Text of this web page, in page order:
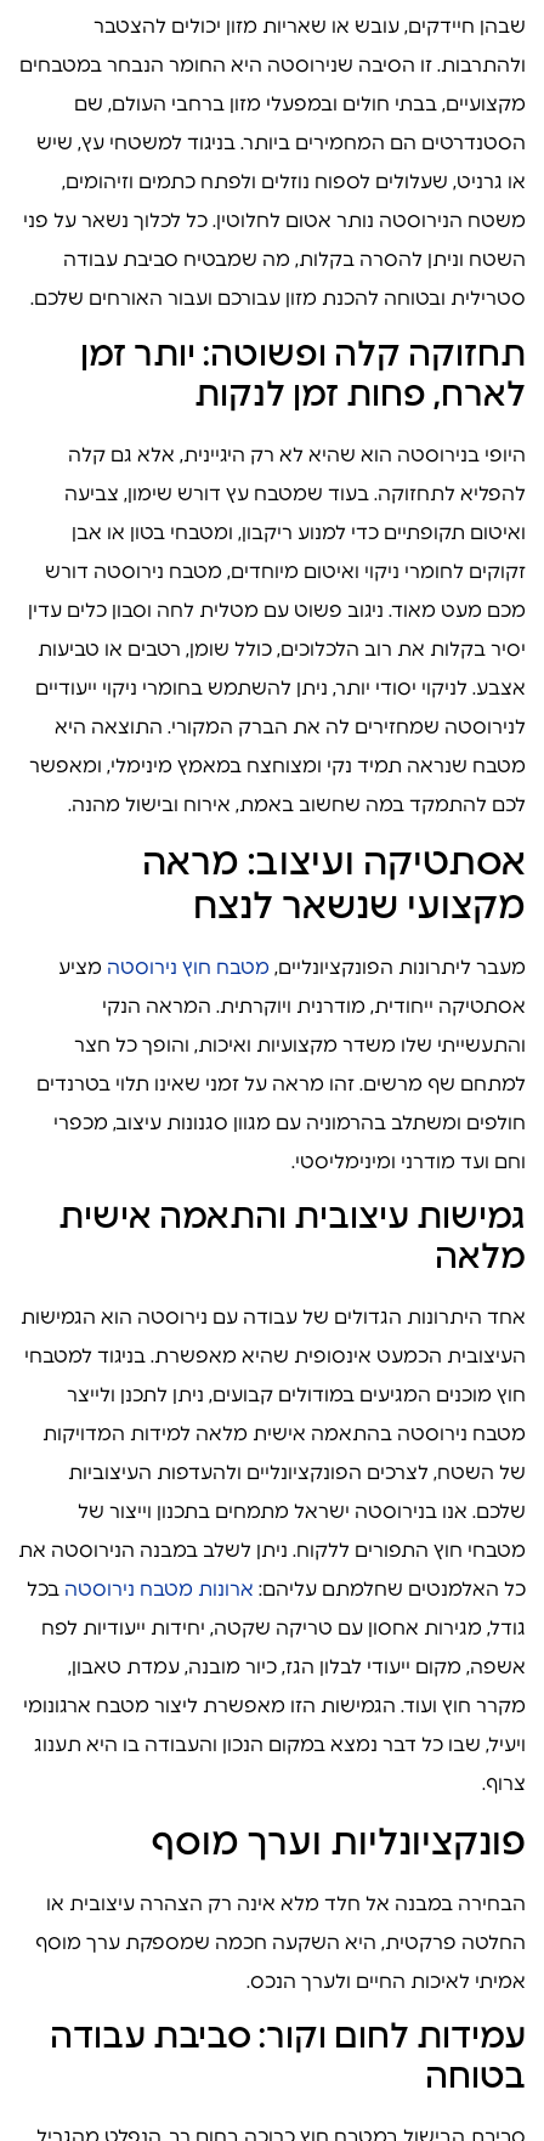
שבהן חיידקים, עובש או שאריות מזון יכולים להצטבר
ולהתרבות. זו הסיבה שנירוסטה היא החומר הנבחר במטבחים
מקצועיים, בבתי חולים ובמפעלי מזון ברחבי העולם, שם
הסטנדרטים הם המחמירים ביותר. בניגוד למשטחי עץ, שיש
או גרניט, שעלולים לספוח נוזלים ולפתח כתמים וזיהומים,
משטח הנירוסטה נותר אטום לחלוטין. כל לכלוך נשאר על פני
השטח וניתן להסרה בקלות, מה שמבטיח סביבת עבודה
סטרילית ובטוחה להכנת מזון עבורכם ועבור האורחים שלכם.
תחזוקה קלה ופשוטה: יותר זמן
לארח, פחות זמן לנקות
היופי בנירוסטה הוא שהיא לא רק היגיינית, אלא גם קלה
להפליא לתחזוקה. בעוד שמטבח עץ דורש שימון, צביעה
ואיטום תקופתיים כדי למנוע ריקבון, ומטבחי בטון או אבן
זקוקים לחומרי ניקוי ואיטום מיוחדים, מטבח נירוסטה דורש
מכם מעט מאוד. ניגוב פשוט עם מטלית לחה וסבון כלים עדין
יסיר בקלות את רוב הלכלוכים, כולל שומן, רטבים או טביעות
אצבע. לניקוי יסודי יותר, ניתן להשתמש בחומרי ניקוי ייעודיים
לנירוסטה שמחזירים לה את הברק המקורי. התוצאה היא
מטבח שנראה תמיד נקי ומצוחצח במאמץ מינימלי, ומאפשר
לכם להתמקד במה שחשוב באמת, אירוח ובישול מהנה.
אסתטיקה ועיצוב: מראה
מקצועי שנשאר לנצח
מעבר ליתרונות הפונקציונליים, מטבח חוץ נירוסטה מציע
אסתטיקה ייחודית, מודרנית ויוקרתית. המראה הנקי
והתעשייתי שלו משדר מקצועיות ואיכות, והופך כל חצר
למתחם שף מרשים. זהו מראה על זמני שאינו תלוי בטרנדים
חולפים ומשתלב בהרמוניה עם מגוון סגנונות עיצוב, מכפרי
וחם ועד מודרני ומינימליסטי.
גמישות עיצובית והתאמה אישית
מלאה
אחד היתרונות הגדולים של עבודה עם נירוסטה הוא הגמישות
העיצובית הכמעט אינסופית שהיא מאפשרת. בניגוד למטבחי
חוץ מוכנים המגיעים במודולים קבועים, ניתן לתכנן ולייצר
מטבח נירוסטה בהתאמה אישית מלאה למידות המדויקות
של השטח, לצרכים הפונקציונליים ולהעדפות העיצוביות
שלכם. אנו בנירוסטה ישראל מתמחים בתכנון וייצור של
מטבחי חוץ התפורים ללקוח. ניתן לשלב במבנה הנירוסטה את
כל האלמנטים שחלמתם עליהם: ארונות מטבח נירוסטה בכל
גודל, מגירות אחסון עם טריקה שקטה, יחידות ייעודיות לפח
אשפה, מקום ייעודי לבלון הגז, כיור מובנה, עמדת טאבון,
מקרר חוץ ועוד. הגמישות הזו מאפשרת ליצור מטבח ארגונומי
ויעיל, שבו כל דבר נמצא במקום הנכון והעבודה בו היא תענוג
צרוף.
פונקציונליות וערך מוסף
הבחירה במבנה אל חלד מלא אינה רק הצהרה עיצובית או
החלטה פרקטית, היא השקעה חכמה שמספקת ערך מוסף
אמיתי לאיכות החיים ולערך הנכס.
עמידות לחום וקור: סביבת עבודה
בטוחה